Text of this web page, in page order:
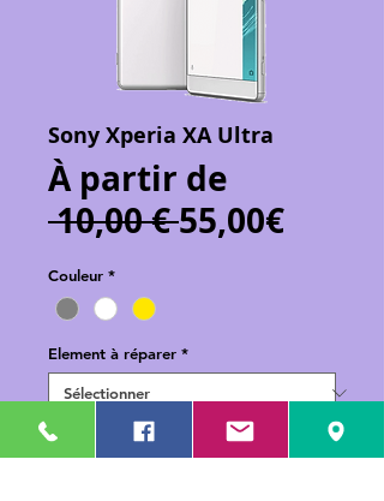
Sony Xperia XA Ultra
À partir de
10,00 € Prix
55,00€Prix
Couleur *
Element à réparer *
Ajouter au panier